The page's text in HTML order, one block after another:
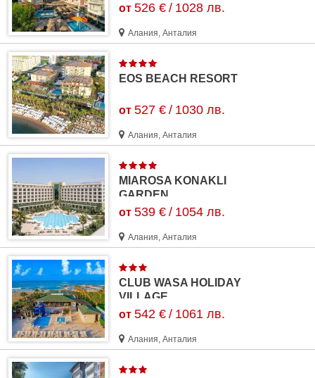
от 526 € / 1028 лв.
Алания, Анталия
EOS BEACH RESORT
от 527 € / 1030 лв.
Алания, Анталия
MIAROSA KONAKLI
GARDEN
от 539 € / 1054 лв.
Алания, Анталия
CLUB WASA HOLIDAY
VILLAGE
от 542 € / 1061 лв.
Алания, Анталия